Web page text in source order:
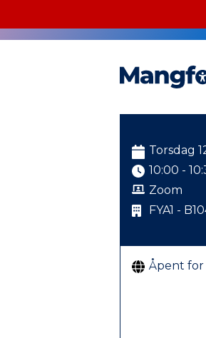
Torsdag
10:00 -
Zoom
FYA1 -
Åpent